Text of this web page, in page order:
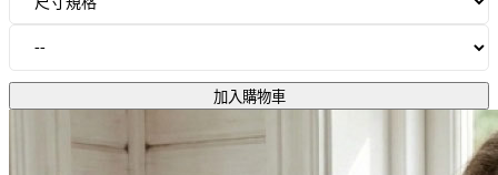
加入購物車